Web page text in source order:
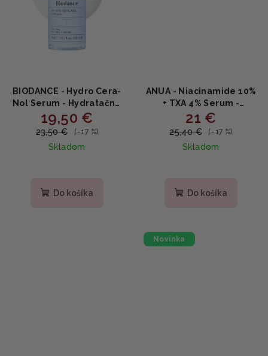
BIODANCE - Hydro Cera-
Nol Serum - Hydratačné
sérum s ceramidmi,
panthenolom a kyselinou
hyalurónovou 30ml
19,50 €
23,50 € (–17 %)
Skladom
produktu
Do košíka
ANUA - Niacinamide 10%
+ TXA 4% Serum -
Rozjasňujúce sérum s
niacínamidom a
kyselinou tranexamovou
30ml
21 €
25,40 € (–17 %)
Skladom
produktu
Do košíka
Novinka